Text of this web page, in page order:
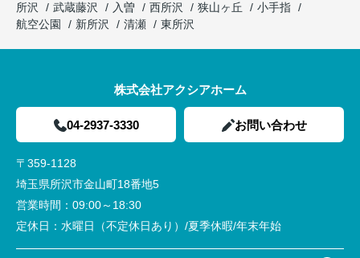
所沢
武蔵藤沢 入曽 西所沢 狭山ヶ丘
小手指
航空公園
新所沢 清瀬 東所沢
株式会社アクシアホーム
04-2937-3330 お問い合わせ
〒359-1128
埼玉県所沢市金山町18番地5
営業時間： 09:00～18:30
定休日： 水曜日（不定休日あり）/夏季休暇/年末年始